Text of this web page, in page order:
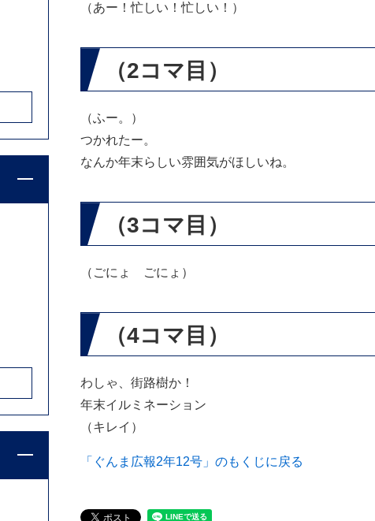
（あー！忙しい！忙しい！）
（2コマ目）
（ふー。）
つかれたー。
なんか年末らしい雰囲気がほしいね。
（3コマ目）
（ごにょ ごにょ）
（4コマ目）
わしゃ、街路樹か！
年末イルミネーション
（キレイ）
「ぐんま広報2年12号」のもくじに戻る